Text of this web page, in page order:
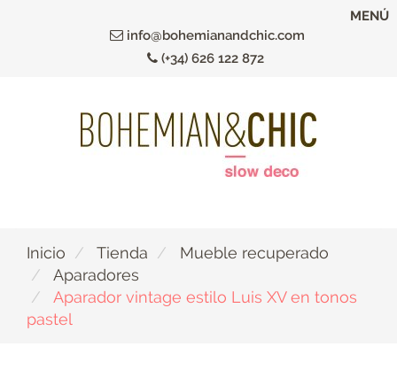
info@bohemianandchic.com
(+34) 626 122 872
MENÚ
Inicio Tienda
Mueble recuperado
Aparadores
Aparador vintage estilo Luis XV en tonos
pastel